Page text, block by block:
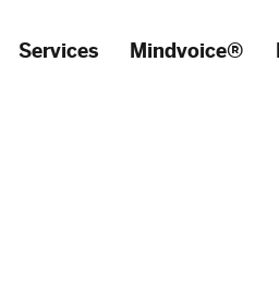
Services Mindvoice®